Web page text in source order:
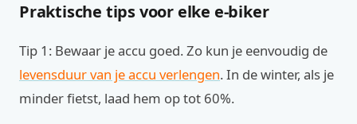
Praktische tips voor elke e-biker
Tip 1: Bewaar je accu goed. Zo kun je eenvoudig de
levensduur van je accu verlengen. In de winter, als je
minder fietst, laad hem op tot 60%.